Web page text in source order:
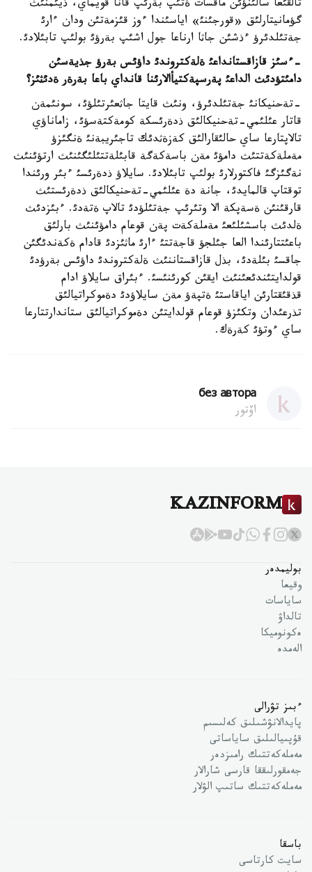
تالقئعا سالئنؤئن ماقسات ةتئپ بةرئپ قانا قويماي، ذيئمنئث
گؤمانيتارلئق «قورجئنئ» اياسئندا ءوز قئزمةتئن ودان ءارئ
جةتئلدئرؤ ءذشئن جاثا ارناعا جول اشئپ بةرؤئ بولئپ تابئلادئ.
-ءسئز قازاقستانداعئ ةلةكتروندئ داؤئس بةرؤ جذيةسئن
دامئتؤدئث الداعئ پةرسپةكتيأالارئنا قانداي باعا بةرةر ةدئثئز؟
-تةحنيكانئ جةتئلدئرؤ، ونئث قايتا جاثعئرتئلؤئ، سونئمةن
قاتار عئلئمي-تةحنيكالئق ذدةرئسكة كومةكتةسؤئ، زاماناؤي
تالاپتارعا ساي حالئقارالئق كةزةثدئك تاجئريبةنئ ةنگئزؤ
مةملةكةتتئث دامؤئ مةن باسةكةگة قابئلةتتئلئگئنئث ارتؤئنئث
نةگئزگئ فاكتورلارئ بولئپ تابئلادئ. سايلاؤ ذدةرئسئ ءبئر ورئندا
توقتاپ قالمايدئ، جانة دة عئلئمي-تةحنيكالئق ذدةرئستئث
قارقئنئن ةسةپكة الا وتئرئپ جةتئلؤدئ تالاپ ةتةدئ. ءبئزدئث
ةلدئث باسشئلئعئ مةملةكةت پةن قوعام دامؤئنئث بارلئق
باعئتتارئندا العا جئلجؤ قاجةتتئ ءارئ ماثئزدئ قادام ةكةندئگئن
جاقسئ بئلةدئ، بذل قازاقستاننئث ةلةكتروندئ داؤئس بةرؤدئ
قولدايتئندئعئنئث ايقئن كورئنئسئ. ءبئراق سايلاؤ ادام
قذقئقتارئن اياقاستئ ةتپةؤ مةن سايلاؤدئ دةموكراتيالئق
تذرعئدان وتكئزؤ قوعام قولدايتئن دةموكراتيالئق ستاندارتتارعا
ساي ءوتؤئ كةرةك.
без автора
اۆتور
KAZINFORM
بوليمدەر
وقيعا
ساياسات
تالداۋ
ەكونوميكا
الەمدە
ءبىز تۋرالى
پايدالانۋشىلىق كەلىسىم
قۇپىيالىلىق ساياساتى
مەملەكەتتىك رامىزدەر
جەمقورلىققا قارسى شارالار
مەملەكەتتىك ساتىپ الۋلار
باسقا
سايت كارتاسى